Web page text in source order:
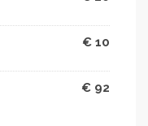
€ 10
€ 92